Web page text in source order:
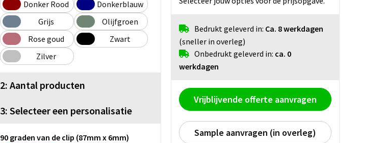
Donker Rood
Donkerblauw
Grijs
Olijfgroen
Rose goud
Zwart
Zilver
2: Aantal producten
3: Selecteer een personalisatie
90 graden van de clip (87mm x 6mm)
Bedrukt geleverd in: Ca. 8 werkdagen
(sneller in overleg)
Onbedrukt geleverd in: ca. 0
werkdagen
Vrijblijvende offerte aanvragen
Sample aanvragen (in overleg)